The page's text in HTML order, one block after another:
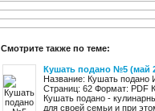
Смотрите также по теме:
Кушать подано №5 (май
Название: Кушать подано
Страниц: 62 Формат: PDF
Кушать подано -
для своей семьи и при